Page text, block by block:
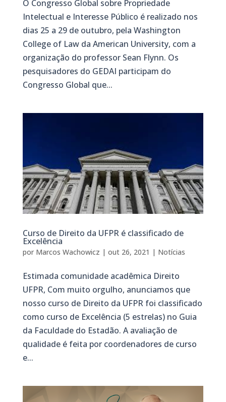
O Congresso Global sobre Propriedade
Intelectual e Interesse Público é realizado nos
dias 25 a 29 de outubro, pela Washington
College of Law da American University, com a
organização do professor Sean Flynn. Os
pesquisadores do GEDAI participam do
Congresso Global que...
Curso de Direito da UFPR é classificado de
Excelência
por Marcos Wachowicz | out 26, 2021 | Notícias
Estimada comunidade acadêmica Direito
UFPR, Com muito orgulho, anunciamos que
nosso curso de Direito da UFPR foi classificado
como curso de Excelência (5 estrelas) no Guia
da Faculdade do Estadão. A avaliação de
qualidade é feita por coordenadores de curso
e...